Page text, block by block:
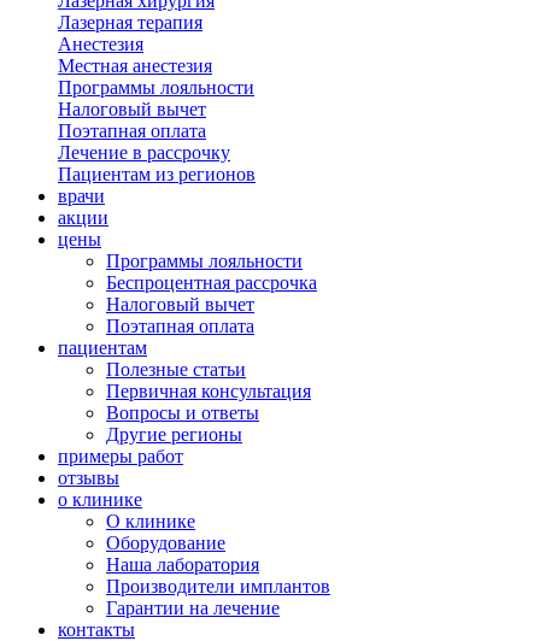
Лазерная терапия
Анестезия
Местная анестезия
Программы лояльности
Налоговый вычет
Поэтапная оплата
Лечение в рассрочку
Пациентам из регионов
врачи
акции
цены
Программы лояльности
Беспроцентная рассрочка
Налоговый вычет
Поэтапная оплата
пациентам
Полезные статьи
Первичная консультация
Вопросы и ответы
Другие регионы
примеры работ
отзывы
о клинике
О клинике
Оборудование
Наша лаборатория
Производители имплантов
Гарантии на лечение
контакты